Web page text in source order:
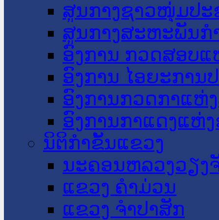
ສູນກາງຊາວໜຸ່ມປະ
ສູນກາງສະຫະພັນກ
ອົງການ ກວດສອບແ
ອົງການ ໄອຍະການ
ອົງການກວດກາແຫ່
ອົງການກາແດງແຫ່
ນິຕິກໍາຂັ້ນແຂວງ
ນະ​ຄອນ​ຫລວງວຽງ
ແຂວງ ຄໍາມ່ວນ
ແຂວງ ຈໍາປາສັກ